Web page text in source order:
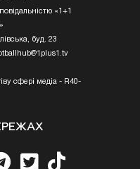
«1+1
буд. 23
сфері медіа - R40-